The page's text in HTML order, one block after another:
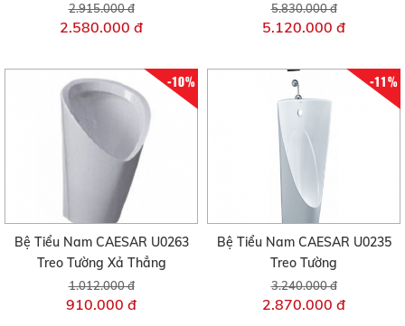
2.915.000 đ
2.580.000 đ
5.830.000 đ
5.120.000 đ
-10%
Bệ Tiểu Nam CAESAR U0263
Treo Tường Xả Thẳng
1.012.000 đ
910.000 đ
-11%
Bệ Tiểu Nam CAESAR U0235
Treo Tường
3.240.000 đ
2.870.000 đ